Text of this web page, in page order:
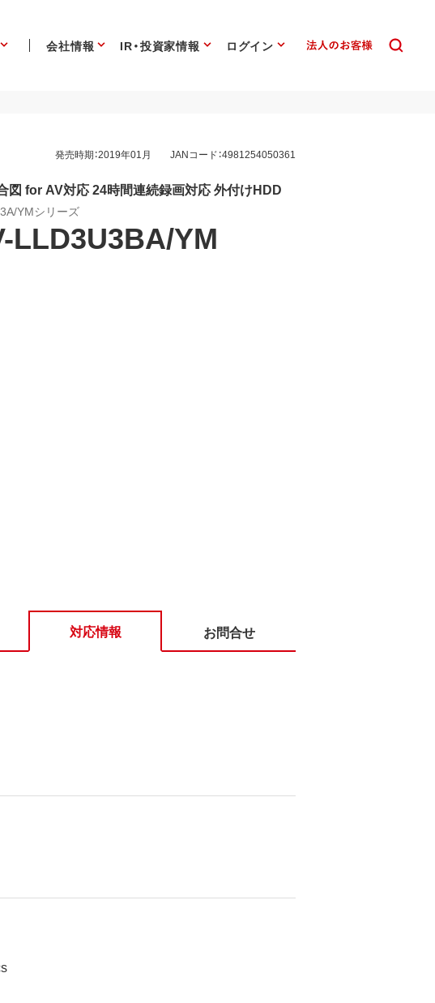
会社情報 IR・投資家情報 ログイン
発売時期：2019年01月 JANコード：4981254050361
図 for AV対応 24時間連続録画対応 外付けHDD
YMシリーズ
LLD3U3BA/YM
対応情報 お問合せ